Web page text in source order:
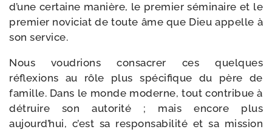
d’une cer­taine manière, le pre­mier sémi­naire et le
pre­mier novi­ciat de toute âme que Dieu appelle à
son service.
Nous vou­drions consa­crer ces quelques
réflexions au rôle plus spé­ci­fique du père de
famille. Dans le monde moderne, tout contri­bue à
détruire son auto­ri­té ; mais encore plus
aujourd’hui, c’est sa res­pon­sa­bi­li­té et sa mis­sion